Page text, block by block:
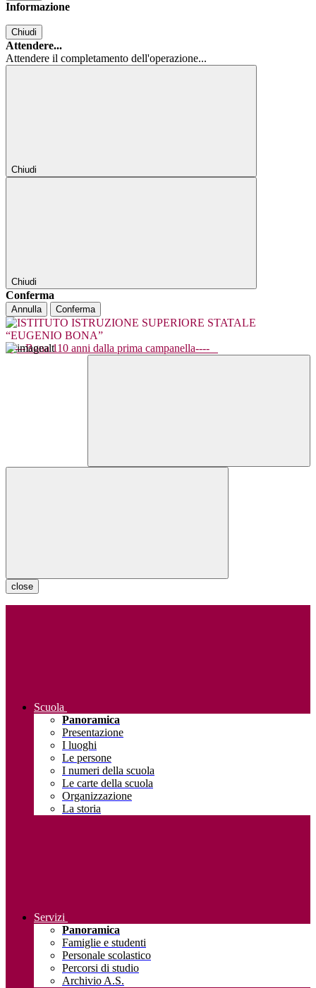
Informazione
Chiudi
Attendere...
Attendere il completamento dell'operazione...
Chiudi
Chiudi
Conferma
Annulla Conferma
----Bona 110 anni dalla prima campanella----
close
Scuola
Panoramica
Presentazione
I luoghi
Le persone
I numeri della scuola
Le carte della scuola
Organizzazione
La storia
Servizi
Panoramica
Famiglie e studenti
Personale scolastico
Percorsi di studio
Archivio A.S.